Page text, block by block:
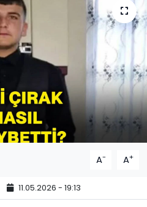
A- A+
11.05.2026 - 19:13